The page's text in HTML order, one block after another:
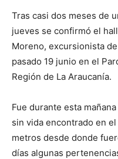
Tras casi dos meses de
jueves se confirmó el
Moreno, excursionista
pasado 19 junio en el
Región de La Araucanía.
Fue durante esta
sin vida encontrado en
metros desde donde
días algunas